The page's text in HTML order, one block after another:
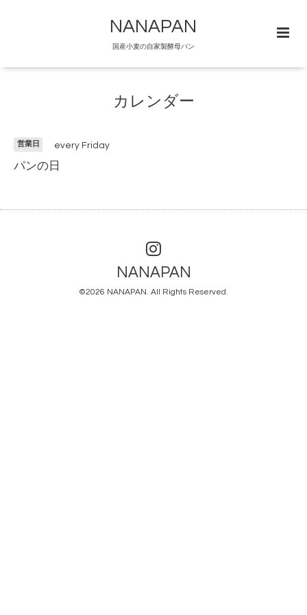
NANAPAN
国産小麦の自家製酵母パン
カレンダー
営業日 every Friday
パンの日
NANAPAN
©2026 NANAPAN. All Rights Reserved.